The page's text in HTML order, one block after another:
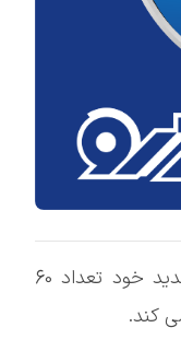
⭕️ ایران خودرو در طرح فروش جدید خود تعداد 60